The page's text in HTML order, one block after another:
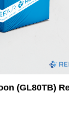
(GL80TB)